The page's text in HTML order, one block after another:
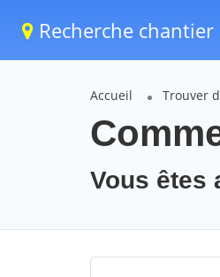
Recherche chantier
Accueil Trouver
Vous êtes